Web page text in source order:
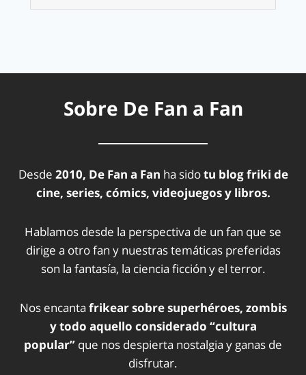
Sobre De Fan a Fan
Desde 2010, De Fan a Fan ha sidotu blog friki de
cine, series, cómics, videojuegos y libros.
Hablamos desde la perspectiva de un fan que se
dirige a otro fan y nuestras temáticas preferidas
son la fantasía, la ciencia ficción y el terror.
Nos encanta frikear sobre superhéroes, zombis
y todo aquello considerado “cultura
popular” que nos despierta nostalgia y ganas de
disfrutar.